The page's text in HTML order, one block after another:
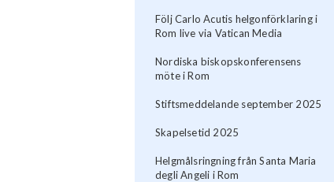
Följ Carlo Acutis helgonförklaring i
Rom live via Vatican Media
Nordiska biskopskonferensens
möte i Rom
Stiftsmeddelande september 2025
Skapelsetid 2025
Helgmålsringning från Santa Maria
degli Angeli i Rom